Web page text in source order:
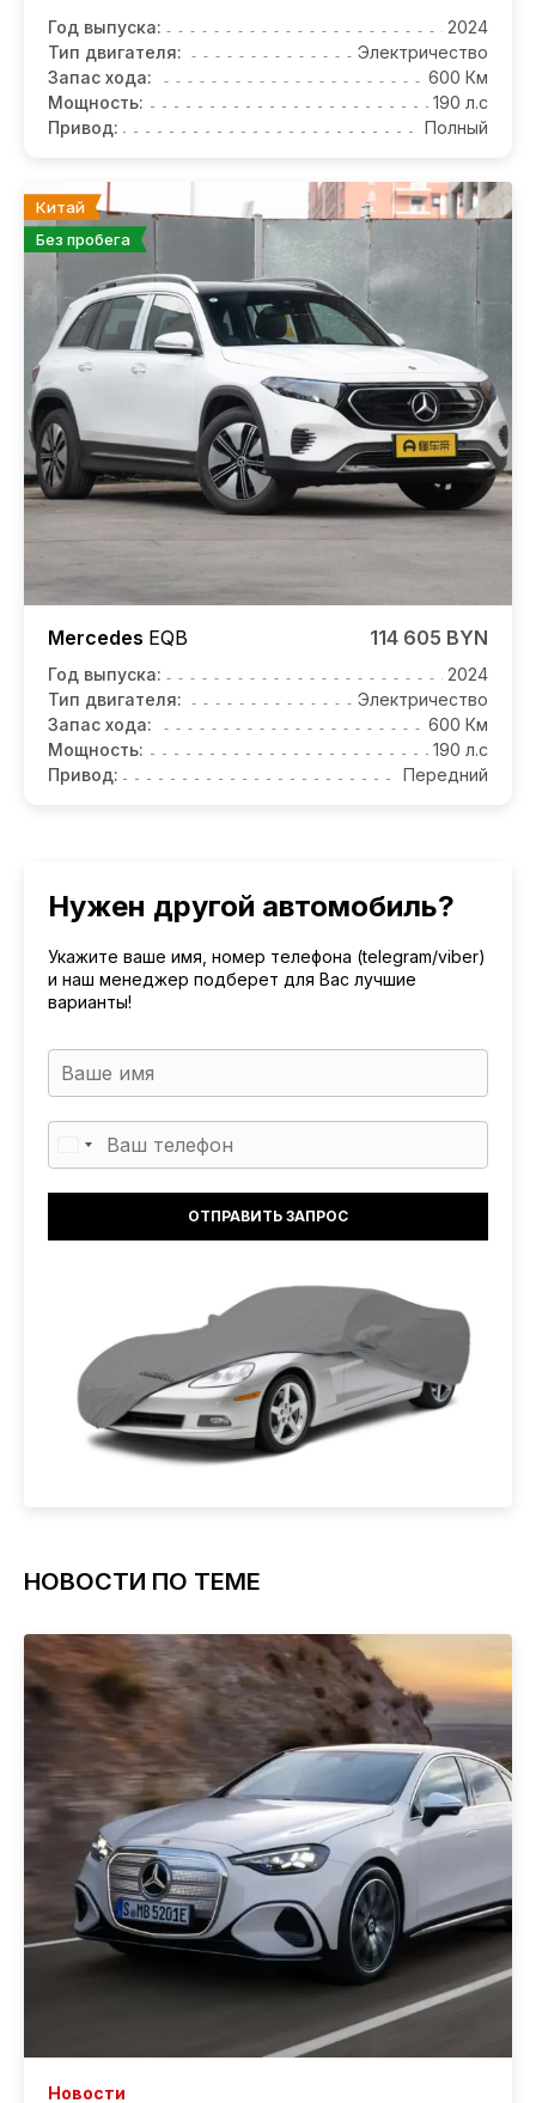
Год выпуска:
2024
Тип двигателя:
Электричество
Запас хода:
600 Км
Мощность:
190 л.с
Привод:
Полный
Китай
Без пробега
Mercedes EQB 114 605 BYN
Год выпуска:
2024
Тип двигателя:
Электричество
Запас хода:
600 Км
Мощность:
190 л.с
Привод:
Передний
Нужен другой автомобиль?
Укажите ваше имя, номер телефона (telegram/viber)
и наш менеджер подберет для Вас лучшие
варианты!
НОВОСТИ ПО ТЕМЕ
Новости